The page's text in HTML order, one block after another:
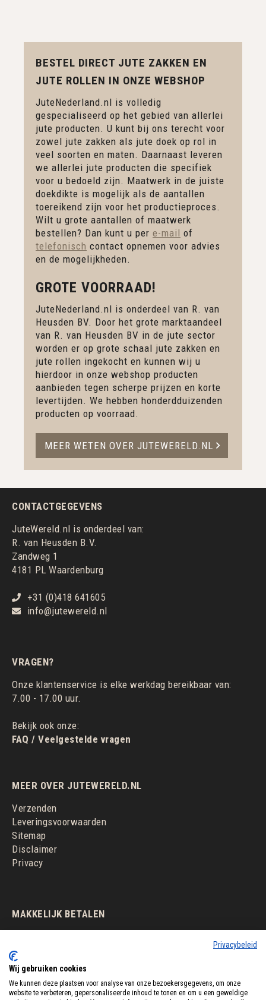
BESTEL DIRECT JUTE ZAKKEN EN
JUTE ROLLEN IN ONZE WEBSHOP
JuteNederland.nl is volledig
gespecialiseerd op het gebied van allerlei
jute producten. U kunt bij ons terecht voor
zowel jute zakken als jute doek op rol in
veel soorten en maten. Daarnaast leveren
we allerlei jute producten die specifiek
voor u bedoeld zijn. Maatwerk in de juiste
doekdikte is mogelijk als de aantallen
toereikend zijn voor het productieproces.
Wilt u grote aantallen of maatwerk
bestellen? Dan kunt u per e-mail of
telefonisch contact opnemen voor advies
en de mogelijkheden.
GROTE VOORRAAD!
JuteNederland.nl is onderdeel van R. van
Heusden BV. Door het grote marktaandeel
van R. van Heusden BV in de jute sector
worden er op grote schaal jute zakken en
jute rollen ingekocht en kunnen wij u
hierdoor in onze webshop producten
aanbieden tegen scherpe prijzen en korte
levertijden. We hebben honderdduizenden
producten op voorraad.
MEER WETEN OVER JUTEWERELD.NL
CONTACTGEGEVENS
JuteWereld.nl is onderdeel van:
R. van Heusden B.V.
Zandweg 1
4181 PL Waardenburg
+31 (0)418 641605
info@jutewereld.nl
VRAGEN?
Onze klantenservice is elke werkdag bereikbaar van:
7.00 - 17.00 uur.
Bekijk ook onze:
FAQ / Veelgestelde vragen
MEER OVER JUTEWERELD.NL
Verzenden
Leveringsvoorwaarden
Sitemap
Disclaimer
Privacy
MAKKELIJK BETALEN
Privacybeleid
Wij gebruiken cookies
We kunnen deze plaatsen voor analyse van onze bezoekersgegevens, om onze
website te verbeteren, gepersonaliseerde inhoud te tonen en om u een geweldige